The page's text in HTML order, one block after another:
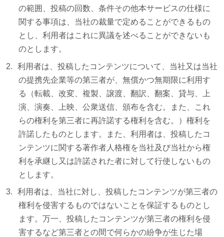
の範囲、投稿の回数、条件その他本サービスの仕様に
関する事項は、当社の裁量で定めることができるもの
とし、利用者はこれに異議を述べることができないも
のとします。
利用者は、投稿したコンテンツについて、当社又は当社
の提携先企業等の第三者が、無償かつ無期限に利用す
る（転載、改変、複製、譲渡、翻訳、翻案、貸与、上
演、演奏、上映、公衆送信、頒布を含む。また、これ
らの権利を第三者に再許諾する権利を含む。）権利を
許諾したものとします。また、利用者は、投稿したコ
ンテンツに関する著作者人格権を当社及び当社から権
利を承継し又は許諾された者に対して行使しないもの
とします。
利用者は、当社に対し、投稿したコンテンツが第三者の
権利を侵害するものではないことを保証するものとし
ます。万一、投稿したコンテンツが第三者の権利を侵
害するなど第三者との間で何らかの紛争が生じた場